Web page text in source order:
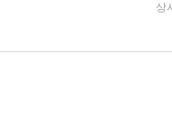
상